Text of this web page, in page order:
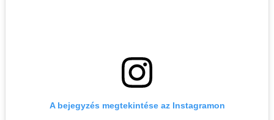
A bejegyzés megtekintése az Instagramon